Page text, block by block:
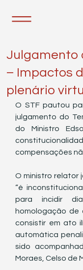
Julgamento
– Impactos
plenário
O STF pautou
julgamento do
do Ministro
compensações
O ministro relator
“é
para incidir
homologação de
consistir em ato
automática
sido
Moraes, Celso de